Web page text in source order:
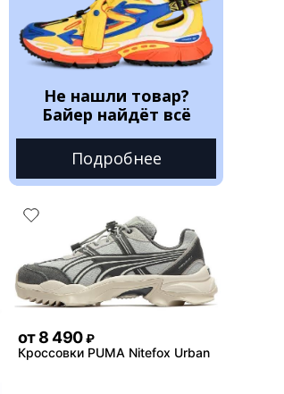
Не нашли товар?
Байер найдёт всё
Подробнее
от8 490 ₽
Кроссовки PUMA Nitefox Urban